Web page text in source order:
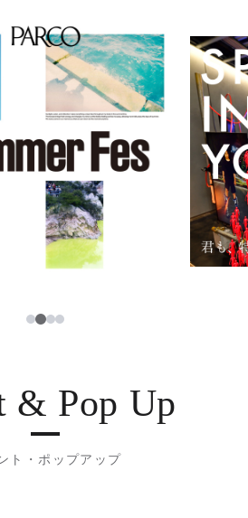
123
& Pop Up
ト・ポップアップ